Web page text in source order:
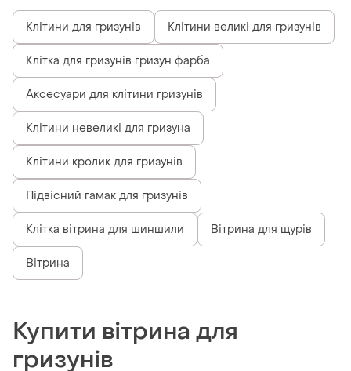
Клітини для гризунів Клітини великі для гризунів
Клітка для гризунів гризун фарба
Аксесуари для клітини гризунів
Клітини невеликі для гризуна
Клітини кролик для гризунів
Підвісний гамак для гризунів
Клітка вітрина для шиншили Вітрина для щурів
Вітрина
Купити вітрина для
гризунів